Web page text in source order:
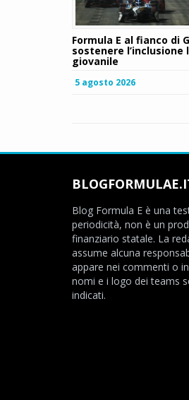
Formula E al fianco di
sostenere l’inclusione
giovanile
5 agosto 2026
Blog Formula E è una
periodicità, non è un
finanziario statale. La
assume alcuna
appare nei commenti o
nomi e i logo dei teams
indicati.